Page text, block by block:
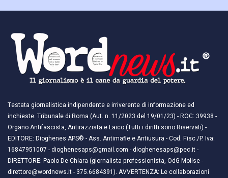
Testata giornalistica indipendente e irriverente di informazione ed
inchieste. Tribunale di Roma (Aut. n. 11/2023 del 19/01/23) - ROC: 39938 -
Organo Antifascista, Antirazzista e Laico (Tutti i diritti sono Riservati) -
EDITORE: Dioghenes APS® - Ass. Antimafie e Antiusura - Cod. Fisc./P. Iva:
16847951007 - dioghenesaps@gmail.com - dioghenesaps@pec.it - ​​
DIRETTORE: Paolo De Chiara (giornalista professionista, OdG Molise -
direttore@wordnews.it - ​​375.6684391). AVVERTENZA: Le collaborazioni